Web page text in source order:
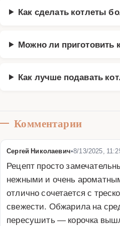
Как сделать котлеты
Можно ли приготовить
Как лучше подавать
Комментарии
Сергей Николаевич•8/13/2025,
Рецепт просто
нежными и очень
отлично сочетается с
свежести. Обжарила на
пересушить — корочка